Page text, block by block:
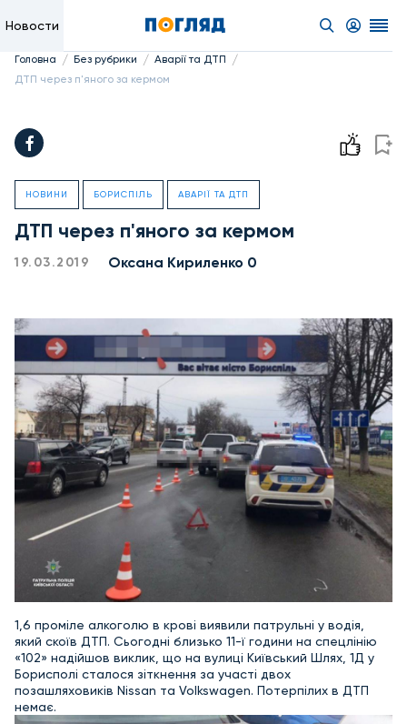
Новости
Головна / Без рубрики / Аварії та ДТП /
ДТП через п'яного за кермом
НОВИНИ БОРИСПІЛЬ АВАРІЇ ТА ДТП
ДТП через п'яного за кермом
19.03.2019 Оксана Кириленко 0
1,6 проміле алкоголю в крові виявили патрульні у водія,
який скоїв ДТП. Сьогодні близько 11-ї години на спецлінію
«102» надійшов виклик, що на вулиці Київський Шлях, 1Д у
Борисполі сталося зіткнення за участі двох
позашляховиків Nissan та Volkswagen. Потерпілих в ДТП
немає.